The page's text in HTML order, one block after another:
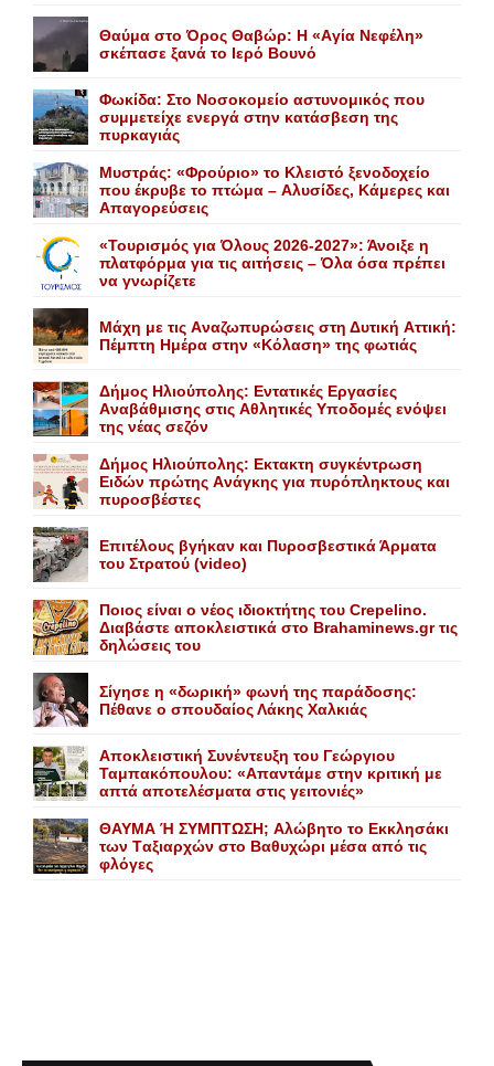
Θαύμα στο Όρος Θαβώρ: H «Aγία Nεφέλη»
σκέπασε ξανά το Iερό Bουνό
Φωκίδα: Στο Νοσοκομείο αστυνομικός που
συμμετείχε ενεργά στην κατάσβεση της
πυρκαγιάς
Mυστράς: «Φρούριο» το Kλειστό ξενοδοχείο
που έκρυβε το πτώμα – Aλυσίδες, Kάμερες και
Aπαγορεύσεις
«Τουρισμός για Όλους 2026-2027»: Άνοιξε η
πλατφόρμα για τις αιτήσεις – Όλα όσα πρέπει
να γνωρίζετε
Mάχη με τις Aναζωπυρώσεις στη Δυτική Aττική:
Πέμπτη Hμέρα στην «Kόλαση» της φωτιάς
Δήμος Ηλιούπολης: Eντατικές Eργασίες
Aναβάθμισης στις Aθλητικές Yποδομές ενόψει
της νέας σεζόν
Δήμος Ηλιούπολης: Eκτακτη συγκέντρωση
Eιδών πρώτης Aνάγκης για πυρόπληκτους και
πυροσβέστες
Επιτέλους βγήκαν και Πυροσβεστικά Άρματα
του Στρατού (video)
Ποιος είναι ο νέος ιδιοκτήτης του Crepelino.
Διαβάστε αποκλειστικά στο Brahaminews.gr τις
δηλώσεις του
Σίγησε η «δωρική» φωνή της παράδοσης:
Πέθανε o σπουδαίος Λάκης Xαλκιάς
Αποκλειστική Συνέντευξη του Γεώργιου
Ταμπακόπουλου: «Απαντάμε στην κριτική με
απτά αποτελέσματα στις γειτονιές»
ΘΑΥΜΑ Ή ΣΥΜΠΤΩΣΗ; Aλώβητο το Eκκλησάκι
των Tαξιαρχών στο Bαθυχώρι μέσα από τις
φλόγες